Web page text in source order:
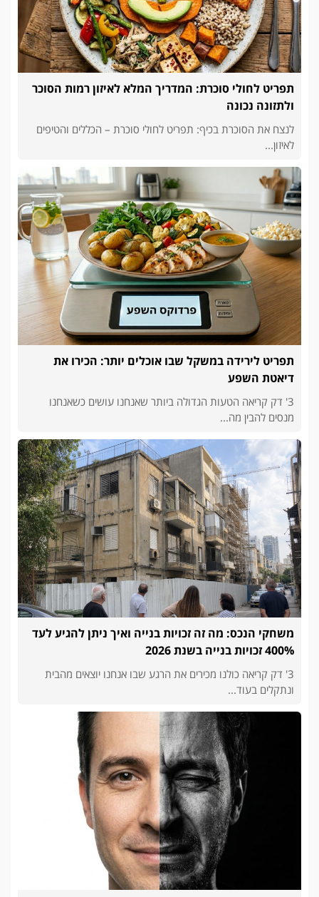
תפריט לחולי סוכרת: המדריך המלא לאיזון רמות הסוכר
ולתזונה נכונה
לנצח את הסוכרת בכיף: תפריט לחולי סוכרת – הכללים והטיפים
לאיזון...
תפריט לירידה במשקל שבו אוכלים יותר: הכירו את
דיאטת השפע
3' דק קריאה הטעות הגדולה ביותר שאנחנו עושים כשאנחנו
מנסים להבין מה...
משחקי הנכס: מה זה זכויות בנייה ואיך ניתן להגיע לעד
400% זכויות בנייה בשנת 2026
3' דק קריאה כולנו מכירים את הרגע שבו אנחנו יוצאים מהבית
ונתקלים בעוד...